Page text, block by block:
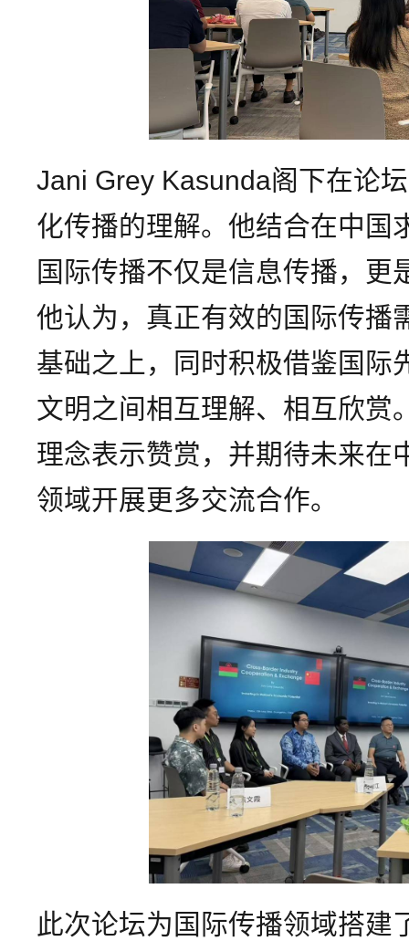
Jani Grey Kasunda阁下在论
化传播的理解。他结合在中国
国际传播不仅是信息传播，更
他认为，真正有效的国际传播
基础之上，同时积极借鉴国际
文明之间相互理解、相互欣赏
理念表示赞赏，并期待未来在
领域开展更多交流合作。
此次论坛为国际传播领域搭建